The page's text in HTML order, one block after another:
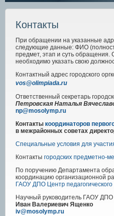
Контакты
При обращении на указанные
следующие данные: ФИО
предмет, этап и суть обращения.
необходимо указать свою
Контактный адрес городского
vos@olimpiada.ru
Ответственный секретарь
Петровская Наталья
np@mosolymp.ru
Контакты координаторов
в межрайонных советах
Специальные условия для
Контакты городских предметно-
По поручению Департамента
координацию организационной
ГАОУ ДПО Центр педагогического
Научный руководитель ГАОУ
Иван Валериевич Ященко
iv@mosolymp.ru